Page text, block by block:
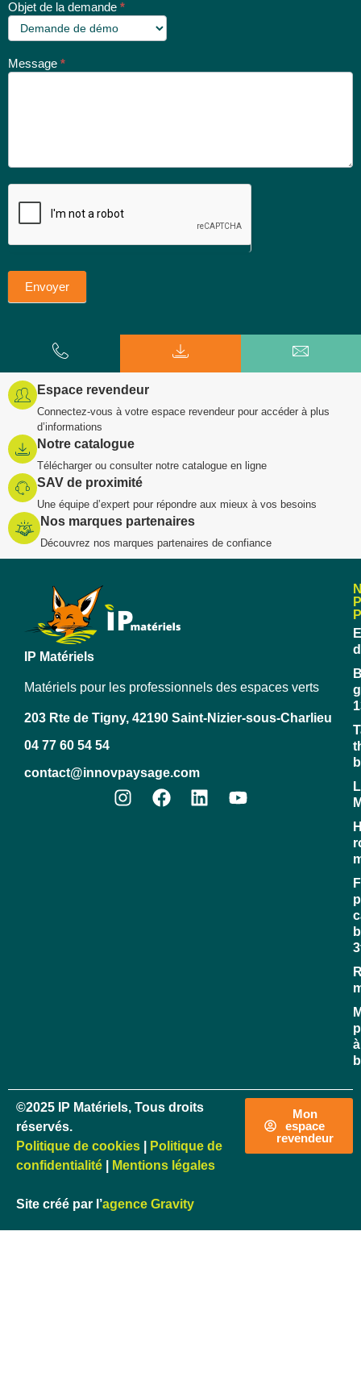
Objet de la demande *
Message *
Envoyer
Espace revendeur
Connectez-vous à votre espace revendeur pour accéder à plus
d’informations
Notre catalogue
Télécharger ou consulter notre catalogue en ligne
SAV de proximité
Une équipe d’expert pour répondre aux mieux à vos besoins
Nos marques partenaires
Découvrez nos marques partenaires de confiance
IP Matériels
Matériels pour les professionnels des espaces verts
203 Rte de Tigny, 42190 Saint-Nizier-sous-Charlieu
04 77 60 54 54
contact@innovpaysage.com
à
©2025 IP Matériels, Tous droits
réservés.
Politique de cookies
Politique de
confidentialité
Mentions légales
Site créé par l’agence Gravity
Mon
espace
revendeur